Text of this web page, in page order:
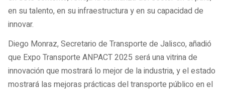
en su talento, en su infraestructura y en su capacidad de
innovar.
Diego Monraz, Secretario de Transporte de Jalisco, añadió
que Expo Transporte ANPACT 2025 será una vitrina de
innovación que mostrará lo mejor de la industria, y el estado
mostrará las mejoras prácticas del transporte público en el